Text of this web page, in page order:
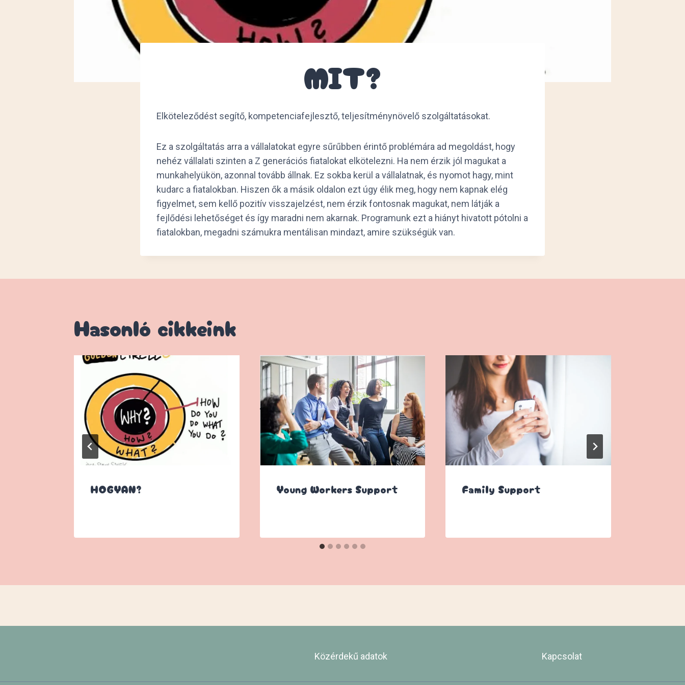
MIT?
Elköteleződést segítő, kompetenciafejlesztő, teljesítménynövelő szolgáltatásokat.
Ez a szolgáltatás arra a vállalatokat egyre sűrűbben érintő problémára ad megoldást, hogy
nehéz vállalati szinten a Z generációs fiatalokat elkötelezni. Ha nem érzik jól magukat a
munkahelyükön, azonnal tovább állnak. Ez sokba kerül a vállalatnak, és nyomot hagy, mint
kudarc a fiatalokban. Hiszen ők a másik oldalon ezt úgy élik meg, hogy nem kapnak elég
figyelmet, sem kellő pozitív visszajelzést, nem érzik fontosnak magukat, nem látják a
fejlődési lehetőséget és így maradni nem akarnak. Programunk ezt a hiányt hivatott pótolni a
fiatalokban, megadni számukra mentálisan mindazt, amire szükségük van.
Hasonló cikkeink
HOGYAN? Young Workers Support Family Support
Közérdekű adatok Kapcsolat